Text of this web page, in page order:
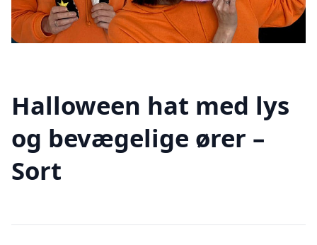
Halloween hat med lys
og bevægelige ører –
Sort